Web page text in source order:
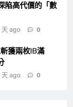
陷高代價的「數
天 ago 0
獲兩枚IB滿
天 ago 0